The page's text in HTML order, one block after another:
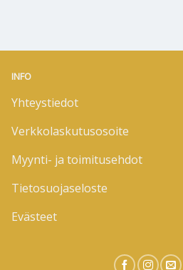
INFO
Yhteystiedot
Verkkolaskutusosoite
Myynti- ja toimitusehdot
Tietosuojaseloste
Evästeet